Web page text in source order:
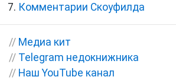
Комментарии Скоуфилда
// Медиа кит
// Telegram недокнижника
// Наш YouTube канал